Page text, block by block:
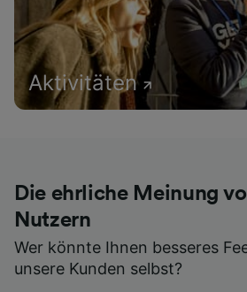
Aktivitäten
Die ehrliche Meinung
Nutzern
Wer könnte Ihnen besseres
unsere Kunden selbst?